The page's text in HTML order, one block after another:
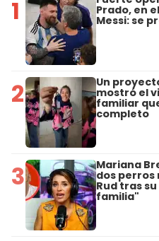
1 Prado, en
Messi: se
2 Un
mostró el
familiar
completo
3 Mariana
dos perros
Rud tras
familia"